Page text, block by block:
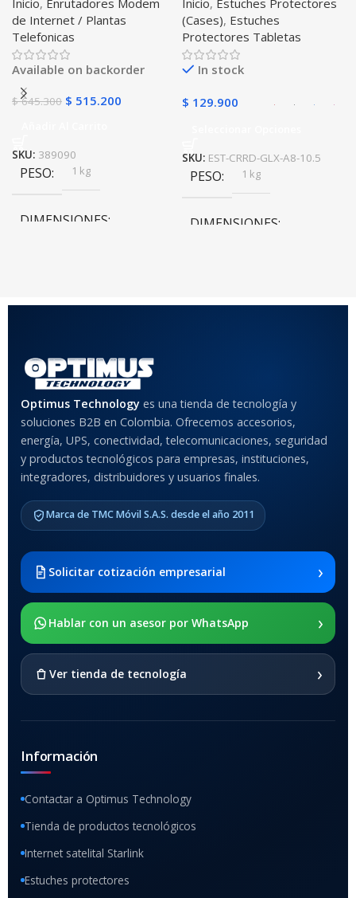
Negro,Azul , Verde ,Rosa
Azul Oscuro
Libre Todo Operador 4G
LTE SIMCARD
de Internet / Plantas
Telefonicas
Available on backorder
$645.300 $ 515.200
SKU: 389090
PESO 1 kg
DIMENSIONES
Tablet Samsung Galaxy
Tab A8 10.5 2021 – 2022
SM-x200 SM-x205 Anti
golpes con soporte
(Cases), Estuches
Protectores Tabletas
In stock
$ 129.900
SKU: EST-CRRD-GLX-A8-10.5
PESO 1 kg
DIMENSIONES
COLOR
Anti-Shock
MODELO DE TABLETS
COMPATIBLES
2021 SM-x200 / Samsung
Galaxy Tab A8 10.5 2021 SM-
x205
SOPORTE DE APOYO
Optimus Technology es una tienda de tecnología y
soluciones B2B en Colombia. Ofrecemos accesorios,
energía, UPS, conectividad, telecomunicaciones, seguridad
y productos tecnológicos para empresas, instituciones,
integradores, distribuidores y usuarios finales.
Marca de TMC Móvil S.A.S. desde el año 2011
Solicitar cotización empresarial ›
Hablar con un asesor por WhatsApp ›
Ver tienda de tecnología ›
Información
Contactar a Optimus Technology
Tienda de productos tecnológicos
Internet satelital Starlink
Estuches protectores